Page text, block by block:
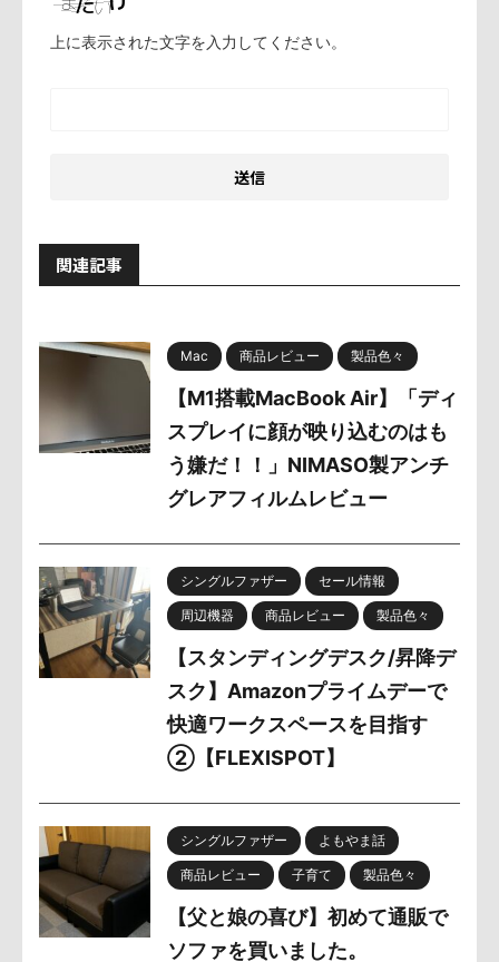
上に表示された文字を入力してください。
関連記事
Mac 商品レビュー 製品色々
【M1搭載MacBook Air】「ディ
スプレイに顔が映り込むのはも
う嫌だ！！」NIMASO製アンチ
グレアフィルムレビュー
シングルファザー セール情報
周辺機器 商品レビュー 製品色々
【スタンディングデスク/昇降デ
スク】Amazonプライムデーで
快適ワークスペースを目指す
②【FLEXISPOT】
シングルファザー よもやま話
商品レビュー 子育て 製品色々
【父と娘の喜び】初めて通販で
ソファを買いました。